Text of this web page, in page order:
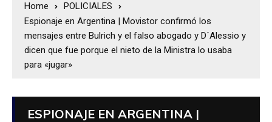
Home
POLICIALES
Espionaje en Argentina | Movistor confirmó los
mensajes entre Bulrich y el falso abogado y D´Alessio y
dicen que fue porque el nieto de la Ministra lo usaba
para «jugar»
ESPIONAJE EN ARGENTINA |